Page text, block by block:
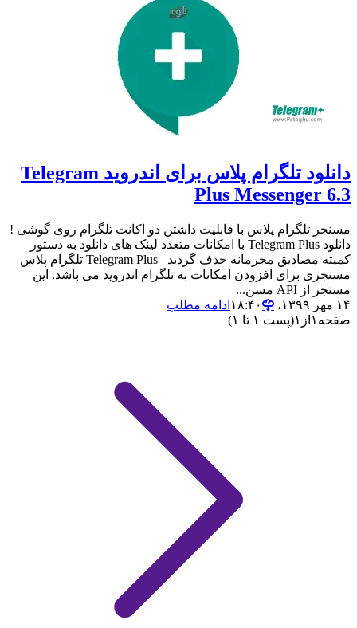
دانلود تلگرام پلاس برای اندروید Telegram
Plus Messenger 6.3
مسنجر تلگرام پلاس با قابلیت داشتن دو اکانت تلگرام روی گوشی !
دانلود Telegram Plus با امکانات متعدد لینک های دانلود به دستور
کمیته مصادیق مجرمانه حذف گردید Telegram Plus تلگرام پلاس
مسنجری برای افزودن امکانات به تلگرام اندروید می باشد. این
مسنجر از API مسن...
۱۴ مهر ۱۳۹۹،‏ ۱۸:۴۰
ادامه مطلب
صفحه ۱ از ۱(پست ۱ تا ۱)